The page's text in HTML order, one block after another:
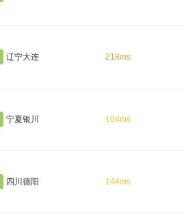
辽宁大连 218ms
宁夏银川 104ms
四川德阳 144ms